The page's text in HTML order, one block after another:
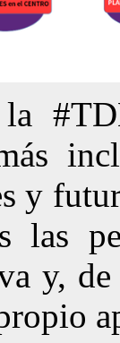
y
las
y,